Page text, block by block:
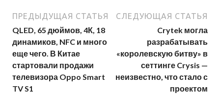
ПРЕДЫДУЩАЯ СТАТЬЯ
QLED, 65 дюймов, 4К, 18
динамиков, NFC и много
еще чего. В Китае
стартовали продажи
телевизора Oppo Smart
TV S1
СЛЕДУЮЩАЯ СТАТЬЯ
Crytek могла
разрабатывать
«королевскую битву» в
сеттинге Crysis —
неизвестно, что стало с
проектом